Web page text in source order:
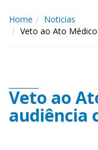
Home
Noticias
Veto ao Ato
Veto ao
audiência